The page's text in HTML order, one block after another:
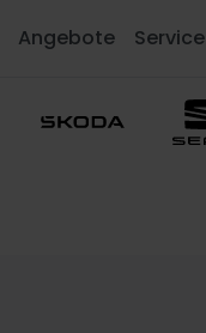
Angebote Service